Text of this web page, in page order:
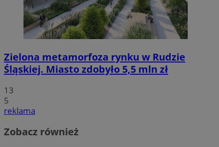
Zielona metamorfoza rynku w Rudzie
Śląskiej. Miasto zdobyło 5,5 mln zł
13
5
reklama
Zobacz również